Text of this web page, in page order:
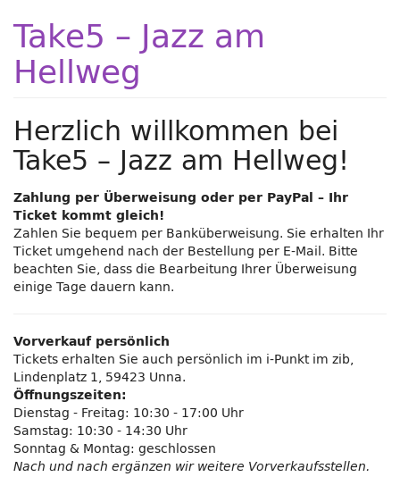
Haupt-
Inhalt
springen
Take5 – Jazz am
Hellweg
Herzlich willkommen bei
Take5 – Jazz am Hellweg!
Zahlung per Überweisung oder per PayPal – Ihr
Ticket kommt gleich!
Zahlen Sie bequem per Banküberweisung. Sie erhalten Ihr
Ticket umgehend nach der Bestellung per E-Mail. Bitte
beachten Sie, dass die Bearbeitung Ihrer Überweisung
einige Tage dauern kann.
Vorverkauf persönlich
Tickets erhalten Sie auch persönlich im i-Punkt im zib,
Lindenplatz 1, 59423 Unna.
Öffnungszeiten:
Dienstag - Freitag: 10:30 - 17:00 Uhr
Samstag: 10:30 - 14:30 Uhr
Sonntag & Montag: geschlossen
Nach und nach ergänzen wir weitere Vorverkaufsstellen.